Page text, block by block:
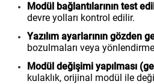
Modül bağlantılarının test
devre yolları kontrol edilir.
Yazılım ayarlarının gözden
bozulmaları veya
Modül değişimi yapılması
kulaklık, orijinal modül ile